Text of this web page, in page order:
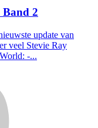
Band 2
update van
veel Stevie Ray
-...